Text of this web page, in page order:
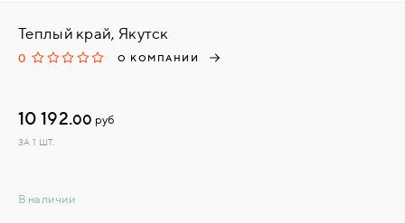
Теплый край, Якутск
0 О КОМПАНИИ
В наличии
10 192.00 руб
ЗА 1 ШТ.